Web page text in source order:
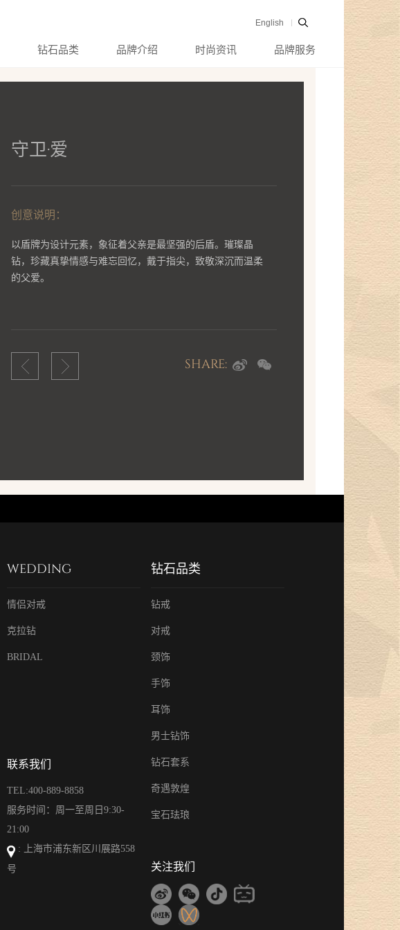
English
钻石品类 品牌介绍 时尚资讯 品牌服务
守卫·爱
创意说明：
以盾牌为设计元素，象征着父亲是最坚强的后盾。璀璨晶
钻，珍藏真挚情感与难忘回忆，戴于指尖，致敬深沉而温柔
的父爱。
SHARE:
WEDDING
情侣对戒
克拉钻
BRIDAL
联系我们
TEL:400-889-8858
服务时间：周一至周日9:30-
21:00
: 上海市浦东新区川展路558
号
钻石品类
钻戒
对戒
颈饰
手饰
耳饰
男士钻饰
钻石套系
奇遇敦煌
宝石珐琅
关注我们